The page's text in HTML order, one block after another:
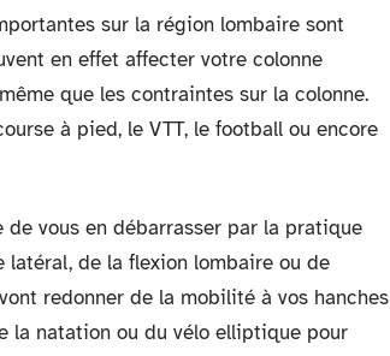
sur la région lombaire sont
en effet affecter votre colonne
que les contraintes sur la colonne.
à pied, le VTT, le football ou encore
vous en débarrasser par la pratique
latéral, de la flexion lombaire ou de
redonner de la mobilité à vos hanches
la natation ou du vélo elliptique pour